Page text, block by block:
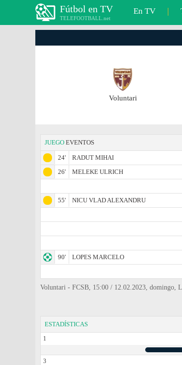
Fútbol en TV
TELEFOOTBALL.net
En TV |
Voluntari
JUEGO EVENTOS
24'
RADUT MIHAI
26'
MELEKE ULRICH
55'
NICU VLAD ALEXANDRU
90'
LOPES MARCELO
Voluntari - FCSB, 15:00 / 12.02.2023, domingo,
ESTADÍSTICAS
1
3